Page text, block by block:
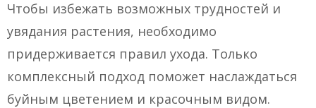
Чтобы избежать возможных трудностей и
увядания растения, необходимо
придерживается правил ухода. Только
комплексный подход поможет наслаждаться
буйным цветением и красочным видом.